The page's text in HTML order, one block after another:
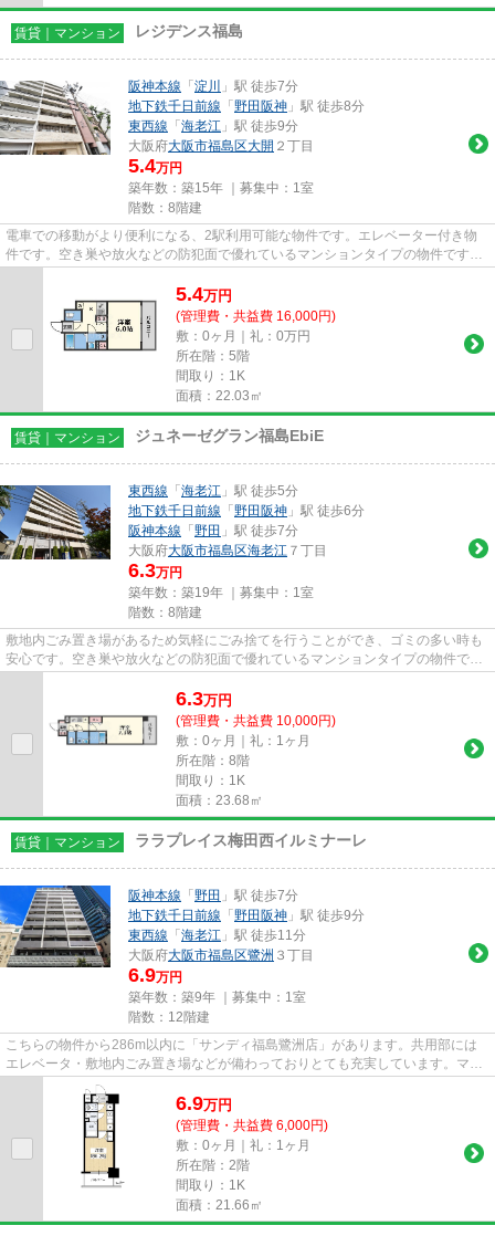
賃貸｜マンション レジデンス福島
阪神本線 「 淀川
」駅 徒歩7分
地下鉄千日前線 「 野田阪神 」駅 徒歩8分
東西線 「 海老江 」駅 徒歩9分
大阪府大阪市福島区大開 ２丁目
5.4万円
築年数：築15年 ｜募集中： 1室
階数：8階建
電車での移動がより便利になる、2駅利用可能な物件です。エレベーター付き物
件です。空き巣や放火などの防犯面で優れているマンションタイプの物件です。
5.4万円
(管理費・共益費 16,000円)
敷：0ヶ月｜礼：0万円
所在階：5階
間取り：1K
面積：22.03㎡
賃貸｜マンション ジュネーゼグラン福島EbiE
東西線 「 海老江 」駅 徒歩5分
地下鉄千日前線 「 野田阪神 」駅 徒歩6分
阪神本線 「 野田 」駅 徒歩7分
大阪府大阪市福島区海老江 ７丁目
6.3万円
築年数：築19年 ｜募集中： 1室
階数：8階建
敷地内ごみ置き場があるため気軽にごみ捨てを行うことができ、ゴミの多い時も
安心です。空き巣や放火などの防犯面で優れているマンションタイプの物件で
6.3万円
(管理費・共益費 10,000円)
敷：0ヶ月｜礼：1ヶ月
所在階：8階
間取り：1K
面積：23.68㎡
賃貸｜マンション ララプレイス梅田西イルミナーレ
阪神本線 「 野田 」駅 徒歩7分
地下鉄千日前線 「 野田阪神 」駅 徒歩9分
東西線 「 海老江 」駅 徒歩11分
大阪府大阪市福島区鷺洲 ３丁目
6.9万円
築年数：築9年 ｜募集中： 1室
階数：12階建
こちらの物件から286m以内に「サンディ福島鷺洲店」があります。共用部には
エレベータ・敷地内ごみ置き場などが備わっておりとても充実しています。マン
ションの周辺に駅が2つあり、よ...
6.9万円
(管理費・共益費 6,000円)
敷：0ヶ月｜礼：1ヶ月
所在階：2階
間取り：1K
面積：21.66㎡